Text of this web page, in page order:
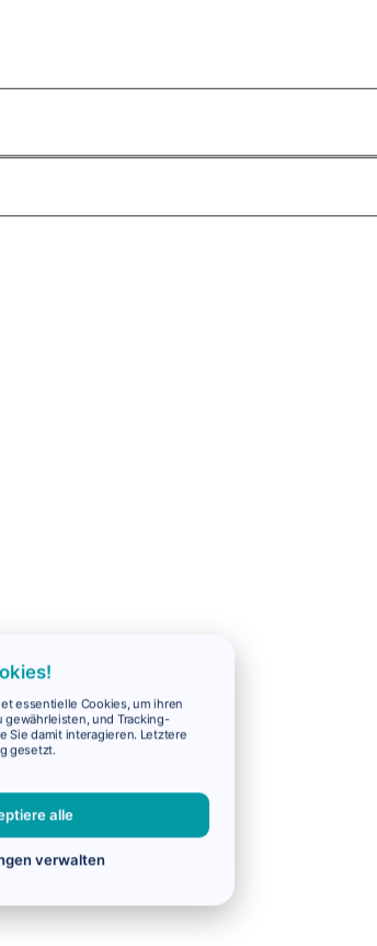
essentielle Cookies, um ihren
und Tracking-
Sie damit interagieren. Letztere
gesetzt.
alle
verwalten